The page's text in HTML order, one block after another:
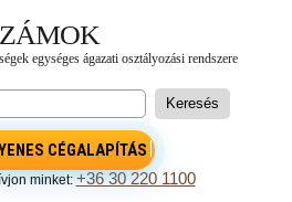
CÉGALAPÍTÁS
minket:+36 30 220 1100